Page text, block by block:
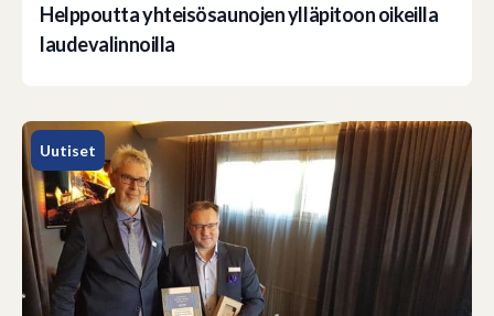
Helppoutta yhteisösaunojen ylläpitoon oikeilla
laudevalinnoilla
Uutiset